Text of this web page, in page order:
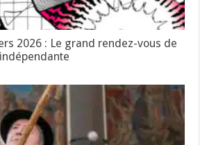
2026 : Le grand rendez-vous de